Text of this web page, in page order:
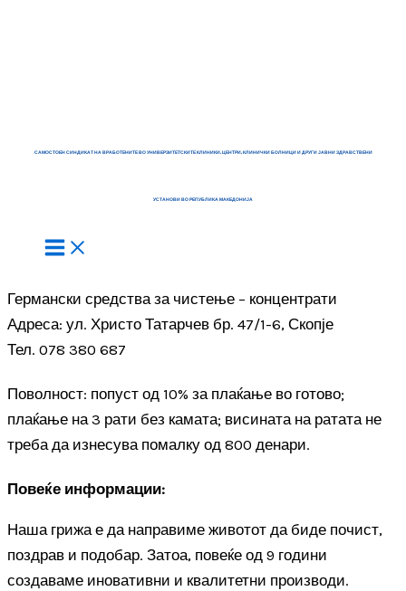
САМОСТОЕН СИНДИКАТ НА ВРАБОТЕНИТЕ ВО УНИВЕРЗИТЕТСКИТЕ КЛИНИКИ, ЦЕНТРИ, КЛИНИЧКИ БОЛНИЦИ И ДРУГИ ЈАВНИ ЗДРАВСТВЕНИ
УСТАНОВИ ВО РЕПУБЛИКА МАКЕДОНИЈА
Германски средства за чистење – концентрати
Адреса: ул. Христо Татарчев бр. 47/1-6, Скопје
Тел. 078 380 687
Поволност: попуст од 10% за плаќање во готово;
плаќање на 3 рати без камата; висината на ратата не
треба да изнесува помалку од 800 денари.
Повеќе информации:
Наша грижа е да направиме животот да биде почист,
поздрав и подобар. Затоа, повеќе од 9 години
создаваме иновативни и квалитетни производи.